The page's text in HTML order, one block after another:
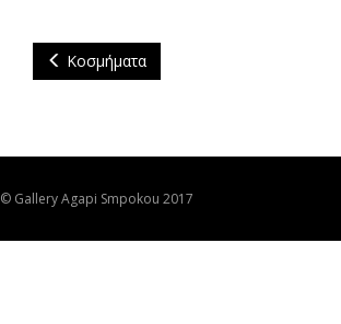
Κοσμήματα
© Gallery Agapi Smpokou 2017